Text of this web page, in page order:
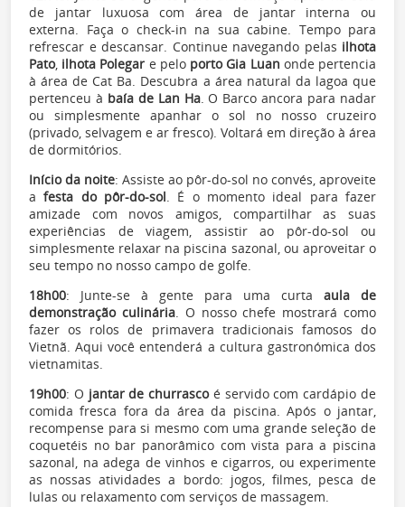
de jantar luxuosa com área de jantar interna ou
externa. Faça o check-in na sua cabine. Tempo para
refrescar e descansar. Continue navegando pelas ilhota
Pato, ilhota Polegar e pelo porto Gia Luan onde pertencia
à área de Cat Ba. Descubra a área natural da lagoa que
pertenceu à baía de Lan Ha. O Barco ancora para nadar
ou simplesmente apanhar o sol no nosso cruzeiro
(privado, selvagem e ar fresco). Voltará em direção à área
de dormitórios.
Início da noite: Assiste ao pôr-do-sol no convés, aproveite
afesta do pôr-do-sol. É o momento ideal para fazer
amizade com novos amigos, compartilhar as suas
experiências de viagem, assistir ao pôr-do-sol ou
simplesmente relaxar na piscina sazonal, ou aproveitar o
seu tempo no nosso campo de golfe.
18h00: Junte-se à gente para uma curta aula de
demonstração culinária. O nosso chefe mostrará como
fazer os rolos de primavera tradicionais famosos do
Vietnã. Aqui você entenderá a cultura gastronómica dos
vietnamitas.
19h00: O jantar de churrascoé servido com cardápio de
comida fresca fora da área da piscina. Após o jantar,
recompense para si mesmo com uma grande seleção de
coquetéis no bar panorâmico com vista para a piscina
sazonal, na adega de vinhos e cigarros, ou experimente
as nossas atividades a bordo: jogos, filmes, pesca de
lulas ou relaxamento com serviços de massagem.